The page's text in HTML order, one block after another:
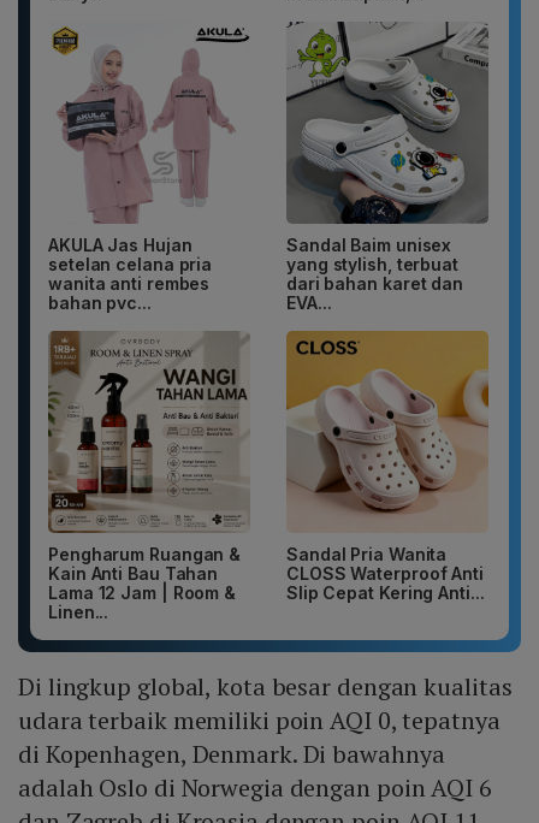
AKULA Jas Hujan
setelan celana pria
wanita anti rembes
bahan pvc...
Sandal Baim unisex
yang stylish, terbuat
dari bahan karet dan
EVA...
Pengharum Ruangan &
Kain Anti Bau Tahan
Lama 12 Jam | Room &
Linen...
Sandal Pria Wanita
CLOSS Waterproof Anti
Slip Cepat Kering Anti...
Di lingkup global, kota besar dengan kualitas
udara terbaik memiliki poin AQI 0, tepatnya
di Kopenhagen, Denmark. Di bawahnya
adalah Oslo di Norwegia dengan poin AQI 6